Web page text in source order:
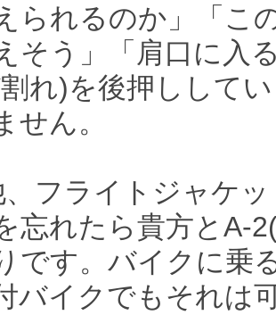
られるのか」「こ
そう」「肩口に入
れ)を後押しして
せん。
フライトジャケ
忘れたら貴方とA-
です。バイクに乗
バイクでもそれは